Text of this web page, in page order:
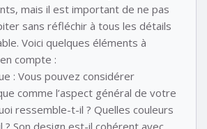
mais il est important de ne pas
sans réfléchir à tous les détails
Voici quelques éléments à
compte :
: Vous pouvez considérer
comme l’aspect général de votre
ressemble-t-il ? Quelles couleurs
? Son design est-il cohérent avec